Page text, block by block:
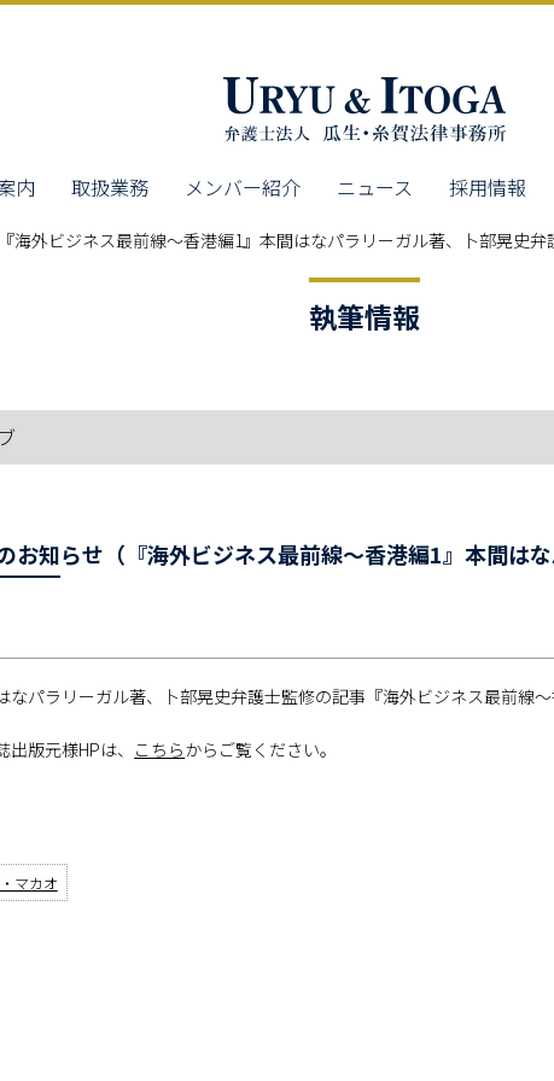
内 取扱業務 メンバー紹介 ニュース 採用情報
海外ビジネス最前線～香港編1』本間はなパラリーガル著、卜部晃史弁
執筆情報
お知らせ（『海外ビジネス最前線～香港編1』本間は
なパラリーガル著、卜部晃史弁護士監修の記事『海外ビジネス最前線
出版元様HPは、 こちらからご覧ください。
マカオ